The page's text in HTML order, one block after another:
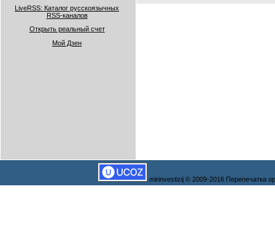
LiveRSS: Каталог русскоязычных
RSS-каналов
Открыть реальный счет
Мой Дзен
mirinvestizij © 2009-2016 Перепечатка